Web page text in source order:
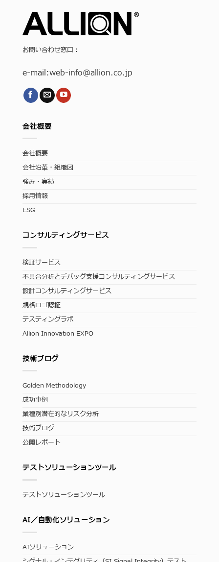
お問い合わせ窓口：
e-mail:web-info@allion.co.jp
会社概要
会社概要
会社沿革・組織図
強み・実績
採用情報
ESG
コンサルティングサービス
検証サービス
不具合分析とデバッグ支援コンサルティングサービス
設計コンサルティングサービス
規格ロゴ認証
テスティングラボ
Allion Innovation EXPO
技術ブログ
Golden Methodology
成功事例
業種別潜在的なリスク分析
技術ブログ
公開レポート
テストソリューションツール
テストソリューションツール
AI／自動化ソリューション
AIソリューション